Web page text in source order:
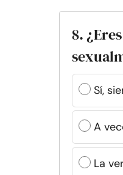
8.
Sí,
A
La